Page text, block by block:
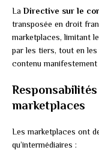
La Directive sur le
transposée en droit
marketplaces, limitant
par les tiers, tout en
contenu
marketplaces
Les marketplaces ont
qu’intermédiaires :